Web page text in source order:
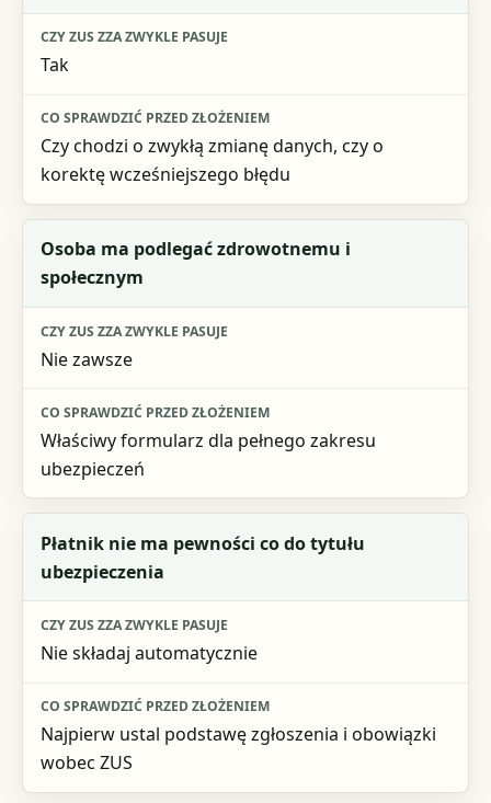
Tak
Czy chodzi o zwykłą zmianę danych, czy o
korektę wcześniejszego błędu
Osoba ma podlegać zdrowotnemu i
społecznym
Nie zawsze
Właściwy formularz dla pełnego zakresu
ubezpieczeń
Płatnik nie ma pewności co do tytułu
ubezpieczenia
Nie składaj automatycznie
Najpierw ustal podstawę zgłoszenia i obowiązki
wobec ZUS